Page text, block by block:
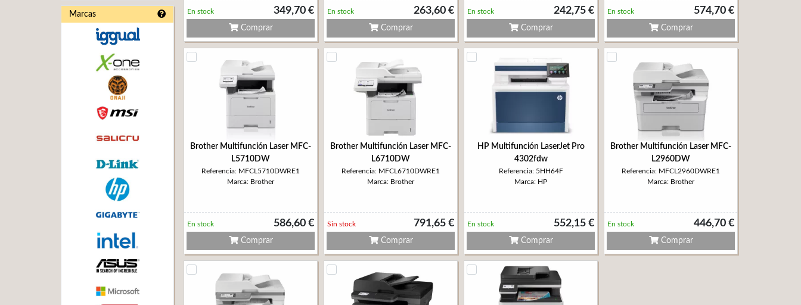
Marcas 349,70 €
En stock
Comprar
263,60 €
En stock
Comprar
242,75 €
En stock
Comprar
574,70 €
En stock
Comprar
Brother Multifunción Laser MFC-
L5710DW
Referencia: MFCL5710DWRE1
Marca: Brother
586,60 €
En stock
Comprar
Brother Multifunción Laser MFC-
L6710DW
Referencia: MFCL6710DWRE1
Marca: Brother
791,65 €
Sin stock
Comprar
HP Multifunción LaserJet Pro
4302fdw
Referencia: 5HH64F
Marca: HP
552,15 €
En stock
Comprar
Brother Multifunción Laser MFC-
L2960DW
Referencia: MFCL2960DWRE1
Marca: Brother
446,70 €
En stock
Comprar